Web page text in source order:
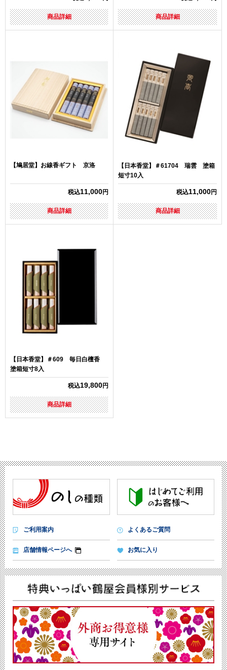
商品詳細 商品詳細
【鳩居堂】お線香ギフト 京洛
税込11,000円
商品詳細
【日本香堂】＃61704 瑞雲 塗箱
短寸10入
税込11,000円
商品詳細
【日本香堂】＃609 毎日白檀香
塗箱短寸8入
税込19,800円
商品詳細
ご利用案内 よくあるご質問
店舗情報ページへ お気に入り